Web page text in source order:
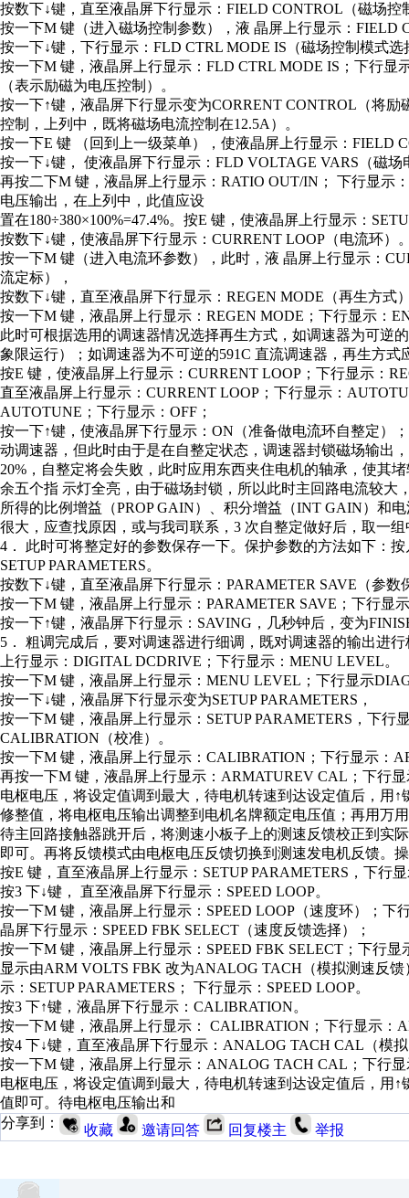
按数下↓键，直至液晶屏下行显示：FIELD CONTROL（磁场控
按一下M 键（进入磁场控制参数），液 晶屏上行显示：
按一下↓键，下行显示：FLD CTRL MODE IS（磁场控制模式选
按一下M 键，液晶屏上行显示：FLD CTRL MODE IS；下行显
（表示励磁为电压控制）。
按一下↑键，液晶屏下行显示变为CORRENT CONTROL（将
控制，上列中，既将磁场电流控制在12.5A）。
按一下E 键 （回到上一级菜单），使液晶屏上行显示：FIELD
按一下↓键， 使液晶屏下行显示：FLD VOLTAGE VARS（磁场
再按二下M 键，液晶屏上行显示：RATIO OUT/IN； 下行显示
电压输出，在上列中，此值应设
置在180÷380×100%=47.4%。按E 键，使液晶屏上行显示：
按数下↓键，使液晶屏下行显示：CURRENT LOOP（电流环）
按一下M 键（进入电流环参数），此时，液 晶屏上行显示：
流定标），
按数下↓键，直至液晶屏下行显示：REGEN MODE（再生方式
按一下M 键，液晶屏上行显示：REGEN MODE；下行显示：
此时可根据选用的调速器情况选择再生方式，如调速器为可逆
象限运行）；如调速器为不可逆的591C 直流调速器，再生方
按E 键，使液晶屏上行显示：CURRENT LOOP；下行显示：
直至液晶屏上行显示：CURRENT LOOP；下行显示：
AUTOTUNE；下行显示：OFF；
按一下↑键，使液晶屏下行显示：ON（准备做电流环自整定）
动调速器，但此时由于是在自整定状态，调速器封锁磁场输出
20%，自整定将会失败，此时应用东西夹住电机的轴承，使其
余五个指 示灯全亮，由于磁场封锁，所以此时主回路电流较
所得的比例增益（PROP GAIN）、积分增益（INT GAIN）和
很大，应查找原因，或与我司联系，3 次自整定做好后，取一
4． 此时可将整定好的参数保存一下。保护参数的方法如下：
SETUP PARAMETERS。
按数下↓键，直至液晶屏下行显示：PARAMETER SAVE（参数
按一下M 键，液晶屏上行显示：PARAMETER SAVE；下行显
按一下↑键，液晶屏下行显示：SAVING，几秒钟后，变为
5． 粗调完成后，要对调速器进行细调，既对调速器的输出进
上行显示：DIGITAL DCDRIVE；下行显示：MENU LEVEL。
按一下M 键，液晶屏上行显示：MENU LEVEL；下行显示
按一下↓键，液晶屏下行显示变为SETUP PARAMETERS，
按一下M 键，液晶屏上行显示：SETUP PARAMETERS，下行
CALIBRATION（校准）。
按一下M 键，液晶屏上行显示：CALIBRATION；下行显示：
再按一下M 键，液晶屏上行显示：ARMATUREV CAL；下行
电枢电压，将设定值调到最大，待电机转速到达设定值后，用↑
修整值，将电枢电压输出调整到电机名牌额定电压值；再用万
待主回路接触器跳开后，将测速小板子上的测速反馈校正到实
即可。再将反馈模式由电枢电压反馈切换到测速发电机反馈。
按E 键，直至液晶屏上行显示：SETUP PARAMETERS，下行
按3 下↓键， 直至液晶屏下行显示：SPEED LOOP。
按一下M 键，液晶屏上行显示：SPEED LOOP（速度环）；
晶屏下行显示：SPEED FBK SELECT（速度反馈选择）；
按一下M 键，液晶屏上行显示：SPEED FBK SELECT；下行
显示由ARM VOLTS FBK 改为ANALOG TACH（模拟测速反
示：SETUP PARAMETERS； 下行显示：SPEED LOOP。
按3 下↑键，液晶屏下行显示：CALIBRATION。
按一下M 键，液晶屏上行显示： CALIBRATION；下行显示：
按4 下↓键，直至液晶屏下行显示：ANALOG TACH CAL（模
按一下M 键，液晶屏上行显示：ANALOG TACH CAL；下行
电枢电压，将设定值调到最大，待电机转速到达设定值后，用
值即可。待电枢电压输出和
分享到：
收藏 邀请回答 回复楼主 举报